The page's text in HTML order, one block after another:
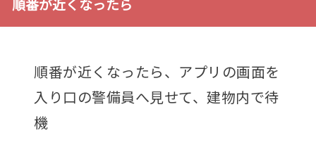
順番が近くなったら
順番が近くなったら、アプリの画面を
入り口の警備員へ見せて、建物内で待
機